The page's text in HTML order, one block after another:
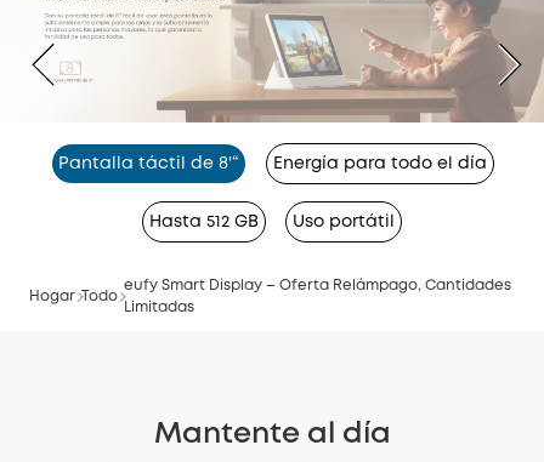
Pantalla táctil de 8'“ Energía para todo el día
Hasta 512 GB Uso portátil
Hogar Todo
eufy Smart Display – Oferta Relámpago, Cantidades
Limitadas
Mantente al día